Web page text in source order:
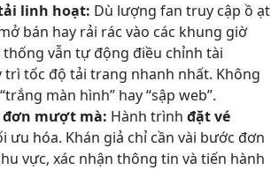
linh hoạt: Dù lượng fan truy cập ồ ạt
bán hay rải rác vào các khung giờ
vẫn tự động điều chỉnh tài
trì tốc độ tải trang nhanh nhất. Không
màn hình” hay “sập web”.
đơn mượt mà: Hành trình đặt vé
ưu hóa. Khán giả chỉ cần vài bước đơn
vực, xác nhận thông tin và tiến hành